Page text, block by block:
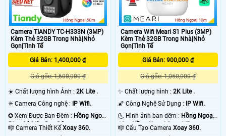
Camera TIANDY TC-H333N (3MP)
Kèm Thẻ 32GB Trong Nhà|Nhỏ
Gọn|TInh Tế
Giá Bán: 1,400,000 ₫
Giá gốc: 1,600,000 ₫
☀️ Chất lượng hình Ảnh : 2K Lite .
✳️ Camera Công nghệ :
IP Wifi.
✪ Xem Được Ban Đêm : Hồng Ngoại
50m Có Màu Ban Ðêm.
🎼️ Camera Thiết Kế Xoay 360.
Camera Wifi Meari S1 Plus (3MP)
Kèm Thẻ 32GB Trong Nhà|Nhỏ
Gọn|TInh Tế
Giá Bán: 900,000 ₫
Giá gốc: 1,050,000 ₫
✨ Chất lượng hình :2K Lite .
🌠 Công Nghệ Sử Dụng :
IP Wifi.
🌜 Hình ảnh ban đêm : Hồng Ngoại
10m Hồng Ngoại Smart IR.
🎼️ Cấu Tạo CameraXoay 360.